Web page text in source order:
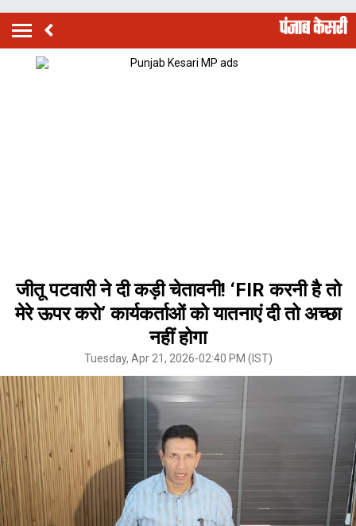
जीतू पटवारी ने दी कड़ी चेतावनी! ‘FIR करनी है तो
मेरे ऊपर करो’ कार्यकर्ताओं को यातनाएं दी तो अच्छा
नहीं होगा
Tuesday, Apr 21, 2026-02:40 PM (IST)